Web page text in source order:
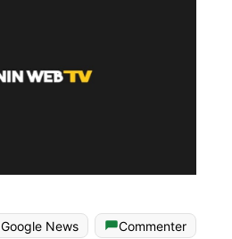
Google News
Commenter